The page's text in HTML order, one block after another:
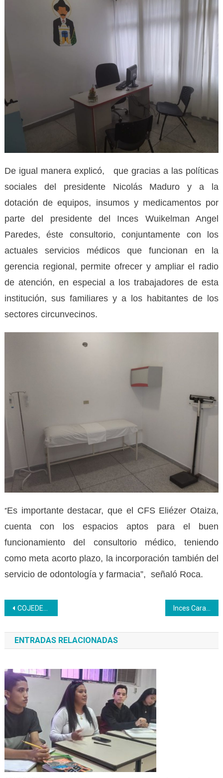
De igual manera explicó, que gracias a las políticas
sociales del presidente Nicolás Maduro y a la
dotación de equipos, insumos y medicamentos por
parte del presidente del Inces Wuikelman Angel
Paredes, éste consultorio, conjuntamente con los
actuales servicios médicos que funcionan en la
gerencia regional, permite ofrecer y ampliar el radio
de atención, en especial a los trabajadores de esta
institución, sus familiares y a los habitantes de los
sectores circunvecinos.
“Es importante destacar, que el CFS Eliézer Otaiza,
cuenta con los espacios aptos para el buen
funcionamiento del consultorio médico, teniendo
como meta acorto plazo, la incorporación también del
servicio de odontología y farmacia”, señaló Roca.
Navegación
de
entradas
COJEDES | Consejo de gestión regional evalúa aspectos de educación y formación técnica profesional Inces Caracas | Curso de platos típicos venezolanos culminó con presentación y degustación
ENTRADAS RELACIONADAS